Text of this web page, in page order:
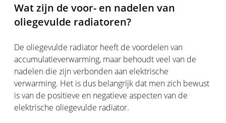
Wat zijn de voor- en nadelen van
oliegevulde radiatoren?
De oliegevulde radiator heeft de voordelen van
accumulatieverwarming, maar behoudt veel van de
nadelen die zijn verbonden aan elektrische
verwarming. Het is dus belangrijk dat men zich bewust
is van de positieve en negatieve aspecten van de
elektrische oliegevulde radiator.